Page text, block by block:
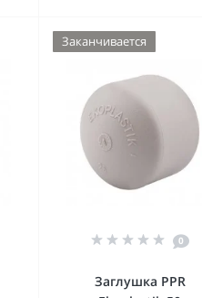
Заканчивается
0
Заглушка PPR